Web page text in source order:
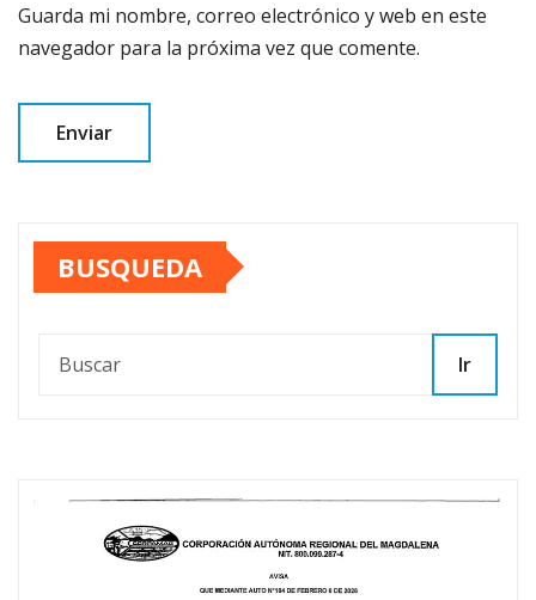
Guarda mi nombre, correo electrónico y web en este
navegador para la próxima vez que comente.
BUSQUEDA
Ir